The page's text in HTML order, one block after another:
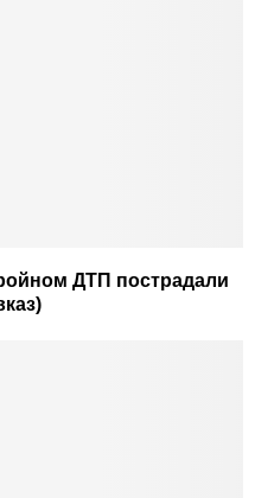
ДТП пострадали